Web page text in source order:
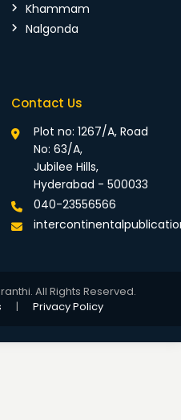
Khammam
Nalgonda
Contact Us
Plot no: 1267/A, Road
No: 63/A,
Jubilee Hills,
Hyderabad - 500033
040-23556566
All Rights Reserved.
| Privacy Policy